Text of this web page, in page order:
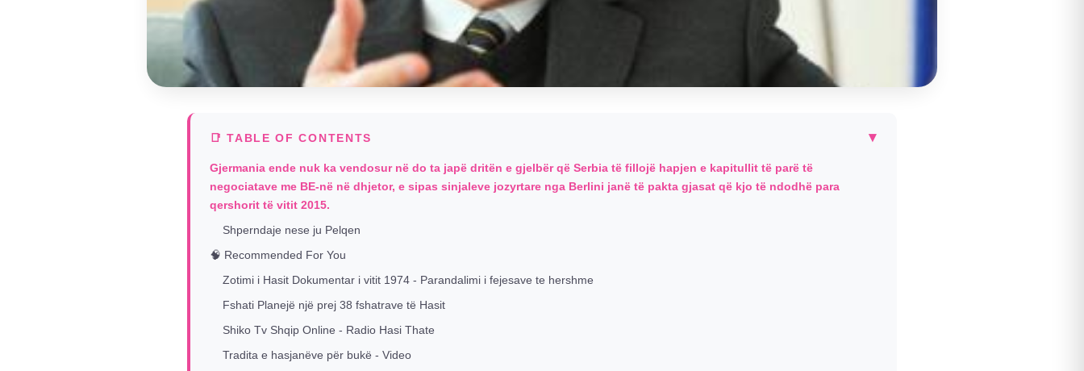
📑 TABLE OF CONTENTS ▾
Gjermania ende nuk ka vendosur në do ta japë dritën e gjelbër që Serbia të fillojë hapjen e kapitullit të parë të
negociatave me BE-në në dhjetor, e sipas sinjaleve jozyrtare nga Berlini janë të pakta gjasat që kjo të ndodhë para
qershorit të vitit 2015.
Shperndaje nese ju Pelqen
🧠 Recommended For You
Zotimi i Hasit Dokumentar i vitit 1974 - Parandalimi i fejesave te hershme
Fshati Planejë një prej 38 fshatrave të Hasit
Shiko Tv Shqip Online - Radio Hasi Thate
Tradita e hasjanëve për bukë - Video